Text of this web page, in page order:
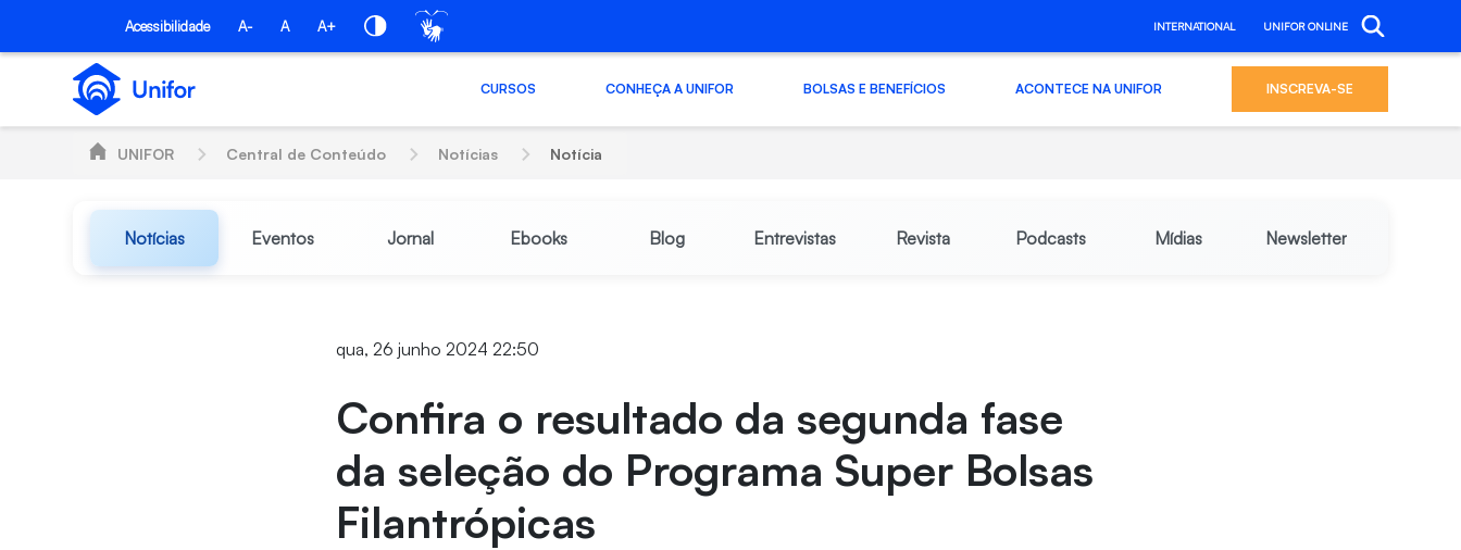
Pular para o Conteúdo principal
Acessibilidade A- A A+ INTERNATIONAL UNIFOR ONLINE
CURSOS CONHEÇA A UNIFOR BOLSAS E BENEFÍCIOS ACONTECE NA UNIFOR INSCREVA-SE
UNIFOR Central de Conteúdo Notícias Notícia
Notícias Eventos Jornal Ebooks Blog Entrevistas Revista Podcasts Mídias Newsletter
qua, 26 junho 2024 22:50
Confira o resultado da segunda fase
da seleção do Programa Super Bolsas
Filantrópicas